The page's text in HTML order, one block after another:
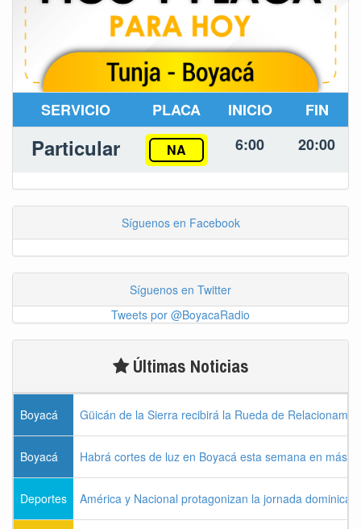
SERVICIO PLACA INICIO FIN
Particular NA 6:00 20:00
Síguenos en Facebook
Síguenos en Twitter
Tweets por @BoyacaRadio
Últimas Noticias
Boyacá Güicán de la Sierra recibirá la Rueda de
Boyacá Habrá cortes de luz en Boyacá esta semana en más
Deportes América y Nacional protagonizan la jornada dominical